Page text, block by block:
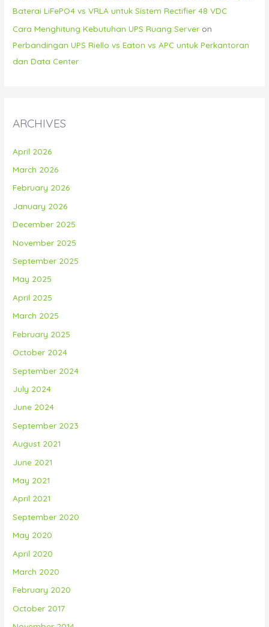
Baterai LiFePO4 vs VRLA untuk Sistem Rectifier 48 VDC
Cara Menghitung Kebutuhan UPS Ruang Server on
Perbandingan UPS Riello vs Eaton vs APC untuk Perkantoran
dan Data Center
ARCHIVES
April 2026
March 2026
February 2026
January 2026
December 2025
November 2025
September 2025
May 2025
April 2025
March 2025
February 2025
October 2024
September 2024
July 2024
June 2024
September 2023
August 2021
June 2021
May 2021
April 2021
September 2020
May 2020
April 2020
March 2020
February 2020
October 2017